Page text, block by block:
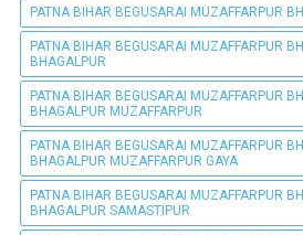
PATNA BIHAR BEGUSARAI MUZAFFARPUR
PATNA BIHAR BEGUSARAI MUZAFFARPUR
BHAGALPUR
PATNA BIHAR BEGUSARAI MUZAFFARPUR
BHAGALPUR MUZAFFARPUR
PATNA BIHAR BEGUSARAI MUZAFFARPUR
BHAGALPUR MUZAFFARPUR GAYA
PATNA BIHAR BEGUSARAI MUZAFFARPUR
BHAGALPUR SAMASTIPUR